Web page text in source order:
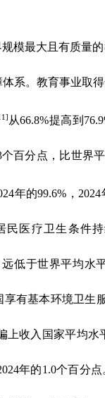
模最大且有质量
系。教育事业取
从66.8%提高到
个百分点，比世界
年的99.6% ， 2024
民医疗卫生条件
低于世界平均水
享有基本环境卫生
上收入国家平均水
年的1.0个百分点